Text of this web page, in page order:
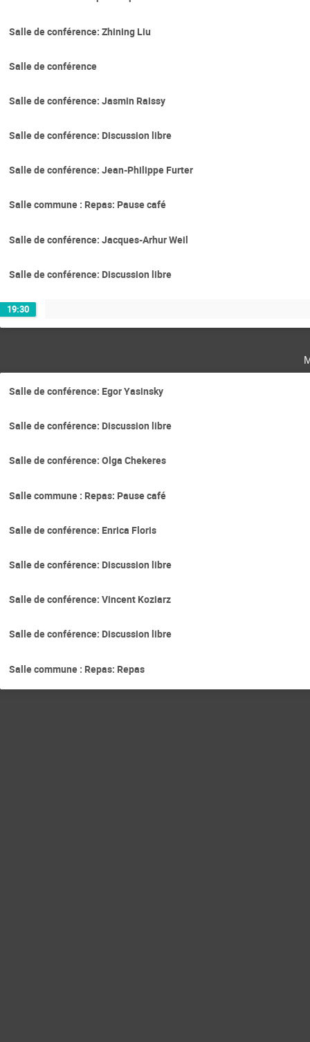
Salle de conférence: Zhining Liu
Salle de conférence
Salle de conférence: Jasmin Raissy
Salle de conférence: Discussion libre
Salle de conférence: Jean-Philippe Furter
Salle commune : Repas: Pause café
Salle de conférence: Jacques-Arhur Weil
Salle de conférence: Discussion libre
19:30
Salle de conférence: Egor Yasinsky
Salle de conférence: Discussion libre
Salle de conférence: Olga Chekeres
Salle commune : Repas: Pause café
Salle de conférence: Enrica Floris
Salle de conférence: Discussion libre
Salle de conférence: Vincent Koziarz
Salle de conférence: Discussion libre
Salle commune : Repas: Repas